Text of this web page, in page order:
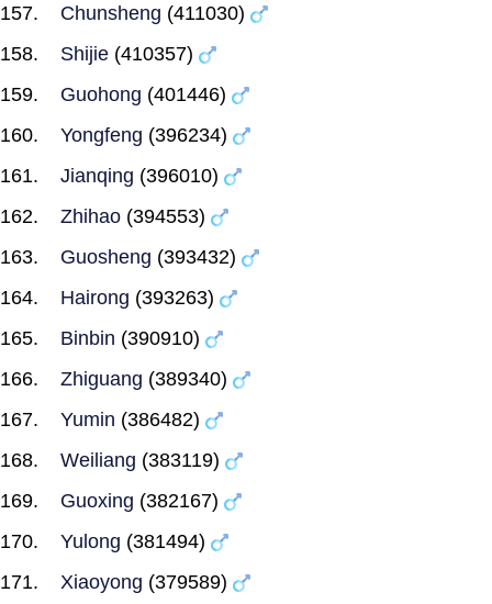
Chunsheng (411030)
Shijie (410357)
Guohong (401446)
Yongfeng (396234)
Jianqing (396010)
Zhihao (394553)
Guosheng (393432)
Hairong (393263)
Binbin (390910)
Zhiguang (389340)
Yumin (386482)
Weiliang (383119)
Guoxing (382167)
Yulong (381494)
Xiaoyong (379589)